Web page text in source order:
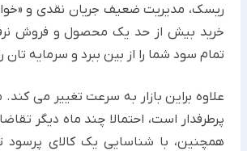
ریسک، مدیریت ضعیف جریان نقدی و
خرید بیش از حد یک محصول و فروش
تمام سود شما را از بین ببرد و سرمایه تان
علاوه براین بازار به سرعت تغییر می
پرطرفدار است، احتمالا چند ماه دیگر
همچنین، با شناسایی یک کالای پرسود